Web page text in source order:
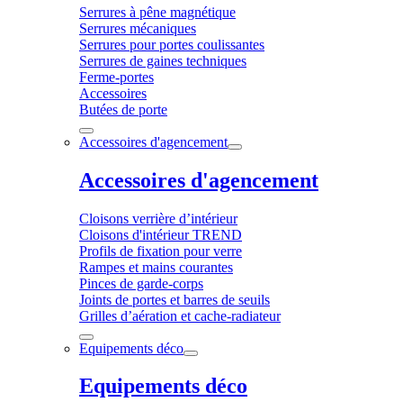
Serrures à pêne magnétique
Serrures mécaniques
Serrures pour portes coulissantes
Serrures de gaines techniques
Ferme-portes
Accessoires
Butées de porte
Accessoires d'agencement
Accessoires d'agencement
Cloisons verrière d’intérieur
Cloisons d'intérieur TREND
Profils de fixation pour verre
Rampes et mains courantes
Pinces de garde-corps
Joints de portes et barres de seuils
Grilles d’aération et cache-radiateur
Equipements déco
Equipements déco